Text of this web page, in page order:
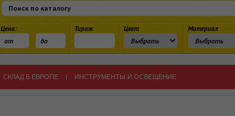
Цена: Тираж Цвет
Материал
СКЛАД В ЕВРОПЕ | ИНСТРУМЕНТЫ И ОСВЕЩЕНИЕ